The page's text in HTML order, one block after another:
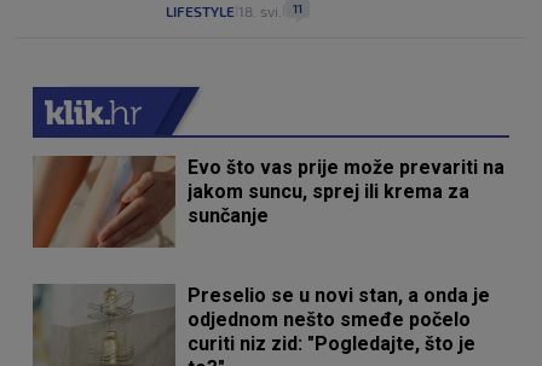
LIFESTYLE 18. svi. 11
Evo što vas prije može prevariti na
jakom suncu, sprej ili krema za
sunčanje
Preselio se u novi stan, a onda je
odjednom nešto smeđe počelo
curiti niz zid: "Pogledajte, što je